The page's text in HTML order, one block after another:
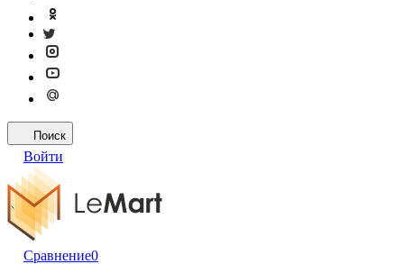
Поиск
Войти
Сравнение0